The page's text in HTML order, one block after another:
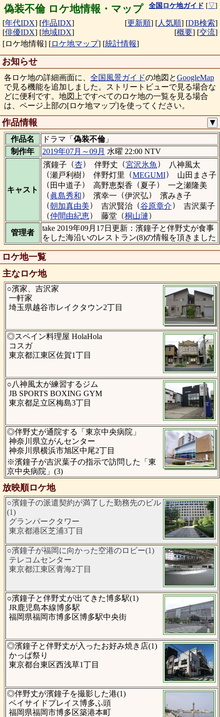
偽装不倫 ロケ地情報・マップ 全国ロケ地ガイド [▽]
[年代IDX] [作品IDX]
[俳優IDX] [地域IDX]
[更新順] [人気順] [DB検索]
[概要] [交流]
[ロケ地情報] [ロケ地マップ] [統計情報]
お知らせ
各ロケ地の詳細画面に、 全国風景ガイドの地図とGoogleMap
で見る機能を追加しました。ストリートビューで見る場合な
どに便利です。地図上ですべてのロケ地の一覧を見る場合
は、ページ上部の[ロケ地マップ]を使ってください。
作品情報 ▼
作品名 ドラマ「 偽装不倫」
制作年
2019年07月～09月 水曜 22:00 NTV
キャスト
濱鐘子 （杏） 伴野丈 （宮沢氷魚 ）
八神風太
（瀬戸利樹） 伴野灯里 （MEGUMI）
山田まさ子
（ 田中道子） 高野恵梨香 （夏子）
一之瀬隆美
（眞島秀和） 濱幸一 （伊沢弘）
濱みき子
（朝加真由美） 吉沢賢治（谷原章介）
吉沢葉子
（仲間由紀恵） 藤堂 （桐山漣）
管理者
take 2019年09月17日更新：濱鐘子と伴野丈が食事
をした海沿いのレストラン(8)の情報を頂きました
ロケ地一覧
主なロケ地
○濱家、吉沢家
一軒家
埼玉県越谷市レイクタウン2丁目
◎スペイン料理屋 HolaHola
コスガ
東京都江東区佐賀1丁目
○八神風太が練習するジム
JB SPORTS BOXING GYM
東京都足立区梅島3丁目
◎伴野丈が通院する「東京中央病院」
神奈川県立がんセンター
神奈川県横浜市旭区中尾2丁目
※濱鐘子が吉沢葉子の指示で訪問した「東
京中央病院」(3)
放映順ロケ地
○濱鐘子の派遣契約が満了した勤務先のビル
(1)
グランパークタワー
東京都港区芝浦3丁目
○濱鐘子が福岡に向かった空港のロビー(1)
テレコムセンター
東京都江東区青海2丁目
○濱鐘子と伴野丈が出てきた博多駅(1)
JR鹿児島本線博多駅
福岡県福岡市博多区博多駅中央街
◎濱鐘子と伴野丈が入ったお好み焼き店(1)
かっぱ祭り
東京都台東区西浅草1丁目
◎伴野丈が濱鐘子を撮影した港(1)
ベイサイドプレイス博多ふ頭
福岡県福岡市博多区築港本町